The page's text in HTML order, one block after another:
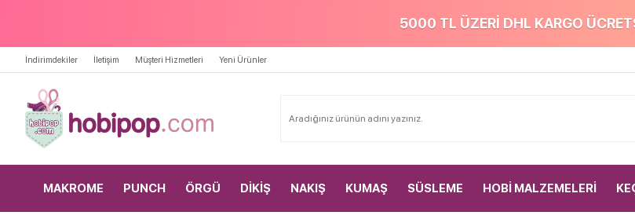
5000 TL ÜZERİ DHL KARGO
İndirimdekiler İletişim Müşteri Hizmetleri Yeni Ürünler
MAKROME PUNCH ÖRGÜ DİKİŞ NAKIŞ KUMAŞ SÜSLEME HOBİ MALZEMELERİ